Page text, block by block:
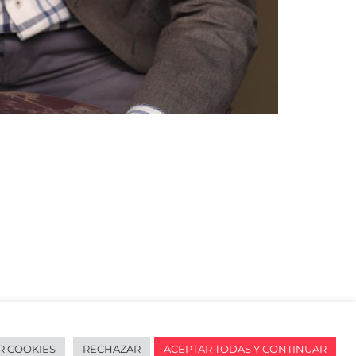
COOKIES RECHAZAR ACEPTAR TODAS Y CONTINUAR